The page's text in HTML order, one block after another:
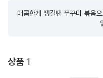
매콤한게 땡길땐 쭈꾸미 볶음
상품 1